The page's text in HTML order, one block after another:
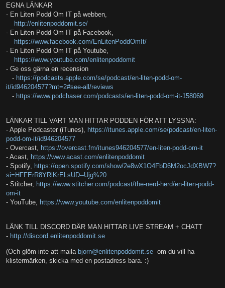
EGNA LÄNKAR
- En Liten Podd Om IT på webben,
http://enlitenpoddomit.se/
- En Liten Podd Om IT på Facebook,
https://www.facebook.com/EnLitenPoddOmIt/
- En Liten Podd Om IT på Youtube,
https://www.youtube.com/enlitenpoddomit
- Ge oss gärna en recension
- https://podcasts.apple.com/se/podcast/en-liten-podd-om-
it/id946204577?mt=2#see-all/reviews
- https://www.podchaser.com/podcasts/en-liten-podd-om-it-158069
LÄNKAR TILL VART MAN HITTAR PODDEN FÖR ATT LYSSNA:
- Apple Podcaster (iTunes), https://itunes.apple.com/se/podcast/en-liten-
podd-om-it/id946204577
- Overcast, https://overcast.fm/itunes946204577/en-liten-podd-om-it
- Acast, https://www.acast.com/enlitenpoddomit
- Spotify, https://open.spotify.com/show/2e8wX1O4FbD6M2ocJdXBW7?
si=HFFErR8YRlKrELsUD--Ujg%20
- Stitcher, https://www.stitcher.com/podcast/the-nerd-herd/en-liten-podd-
om-it
- YouTube, https://www.youtube.com/enlitenpoddomit
LÄNK TILL DISCORD DÄR MAN HITTAR LIVE STREAM + CHATT
- http://discord.enlitenpoddomit.se
(Och glöm inte att maila bjorn@enlitenpoddomit.se om du vill ha
klistermärken, skicka med en postadress bara. :)